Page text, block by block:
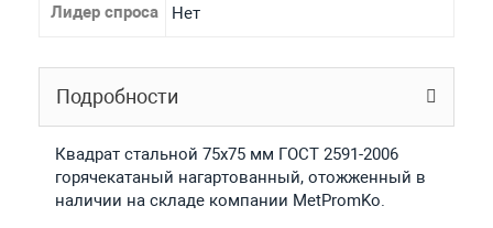
Лидер спроса Нет
Подробности
Квадрат стальной 75x75 мм ГОСТ 2591-2006
горячекатаный нагартованный, отожженный в
наличии на складе компании MetPromKo.